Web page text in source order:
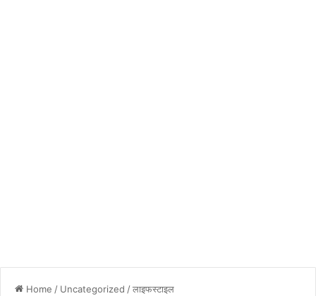
Home / Uncategorized /लाइफस्टाइल